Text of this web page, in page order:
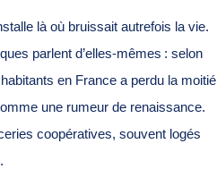
là où bruissait autrefois la vie.
parlent d’elles-mêmes : selon
en France a perdu la moitié
une rumeur de renaissance.
coopératives, souvent logés